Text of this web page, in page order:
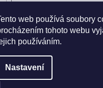
web používá soubory
tohoto webu
používáním.
Nastavení
Nakupujte
osobních údajů
PŘIHLÁSIT SE
vyhrazena.